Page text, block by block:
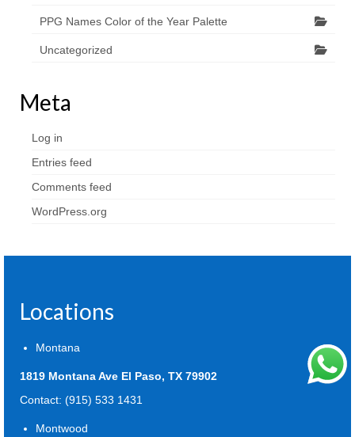
PPG Names Color of the Year Palette
Uncategorized
Meta
Log in
Entries feed
Comments feed
WordPress.org
Locations
Montana
1819 Montana Ave El Paso, TX 79902
Contact: (915) 533 1431
Montwood